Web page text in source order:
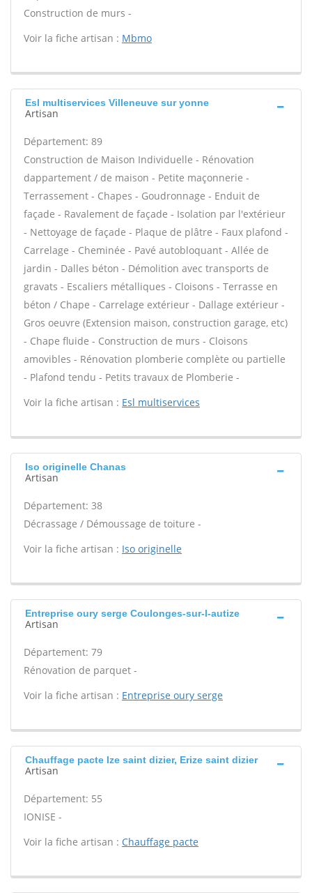
Construction de murs -
Voir la fiche artisan : Mbmo
Esl multiservices Villeneuve sur yonne
Artisan
Département: 89
Construction de Maison Individuelle - Rénovation
dappartement / de maison - Petite maçonnerie -
Terrassement - Chapes - Goudronnage - Enduit de
façade - Ravalement de façade - Isolation par l'extérieur
- Nettoyage de façade - Plaque de plâtre - Faux plafond -
Carrelage - Cheminée - Pavé autobloquant - Allée de
jardin - Dalles béton - Démolition avec transports de
gravats - Escaliers métalliques - Cloisons - Terrasse en
béton / Chape - Carrelage extérieur - Dallage extérieur -
Gros oeuvre (Extension maison, construction garage, etc)
- Chape fluide - Construction de murs - Cloisons
amovibles - Rénovation plomberie complète ou partielle
- Plafond tendu - Petits travaux de Plomberie -
Voir la fiche artisan : Esl multiservices
Iso originelle Chanas
Artisan
Département: 38
Décrassage / Démoussage de toiture -
Voir la fiche artisan : Iso originelle
Entreprise oury serge Coulonges-sur-l-autize
Artisan
Département: 79
Rénovation de parquet -
Voir la fiche artisan : Entreprise oury serge
Chauffage pacte Ize saint dizier, Erize saint dizier
Artisan
Département: 55
IONISE -
Voir la fiche artisan : Chauffage pacte